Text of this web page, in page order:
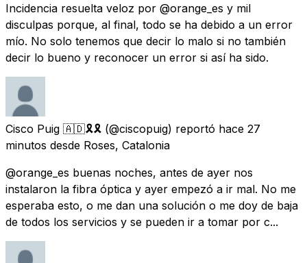
Incidencia resuelta veloz por @orange_es y mil
disculpas porque, al final, todo se ha debido a un error
mío. No solo tenemos que decir lo malo si no también
decir lo bueno y reconocer un error si así ha sido.
Cisco Puig 🇦🇩🎗🎗 (@ciscopuig) reportó hace 27
minutos desde Roses, Catalonia
@orange_es buenas noches, antes de ayer nos
instalaron la fibra óptica y ayer empezó a ir mal. No me
esperaba esto, o me dan una solución o me doy de baja
de todos los servicios y se pueden ir a tomar por c...